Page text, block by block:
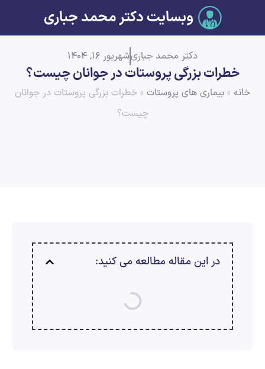
وبسایت دکتر محمد جباری
دکتر محمد جباریشهریور 16, 1404
خطرات بزرگی پروستات در جوانان چیست؟
خانه » بیماری های پروستات » خطرات بزرگی پروستات در جوانان
چیست؟
در این مقاله مطالعه می کنید:
ارسال